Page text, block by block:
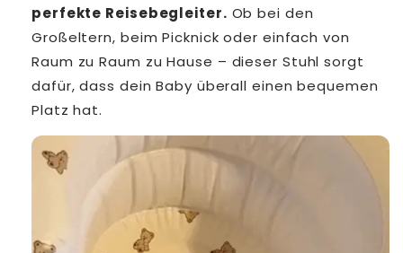
perfekte Reisebegleiter. Ob bei den
Großeltern, beim Picknick oder einfach von
Raum zu Raum zu Hause – dieser Stuhl sorgt
dafür, dass dein Baby überall einen bequemen
Platz hat.